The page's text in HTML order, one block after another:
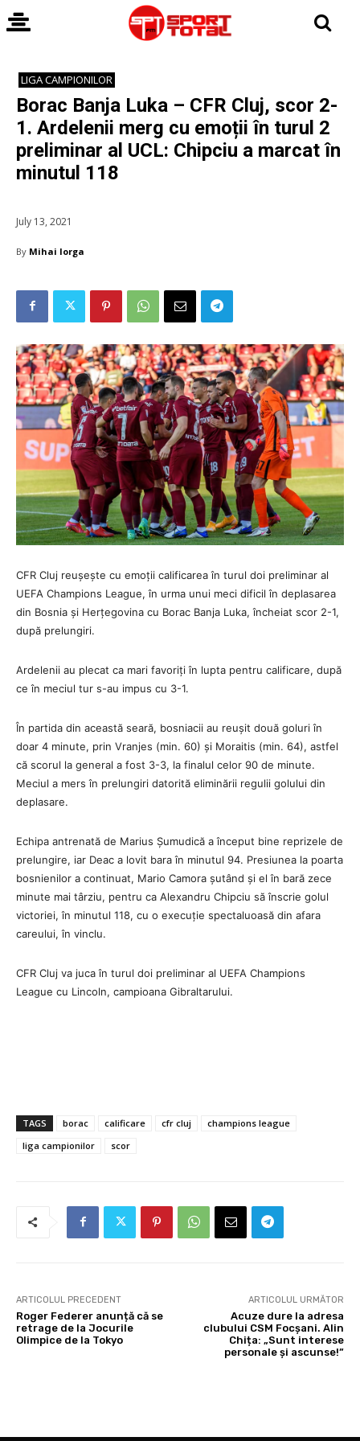
LIGA CAMPIONILOR
Borac Banja Luka – CFR Cluj, scor 2-
1. Ardelenii merg cu emoții în turul 2
preliminar al UCL: Chipciu a marcat în
minutul 118
July 13, 2021
By Mihai Iorga
CFR Cluj reușește cu emoții calificarea în turul doi preliminar al
UEFA Champions League, în urma unui meci dificil în deplasarea
din Bosnia și Herțegovina cu Borac Banja Luka, încheiat scor 2-1,
după prelungiri.
Ardelenii au plecat ca mari favoriți în lupta pentru calificare, după
ce în meciul tur s-au impus cu 3-1.
În partida din această seară, bosniacii au reușit două goluri în
doar 4 minute, prin Vranjes (min. 60) și Moraitis (min. 64), astfel
că scorul la general a fost 3-3, la finalul celor 90 de minute.
Meciul a mers în prelungiri datorită eliminării regulii golului din
deplasare.
Echipa antrenată de Marius Șumudică a început bine reprizele de
prelungire, iar Deac a lovit bara în minutul 94. Presiunea la poarta
bosnienilor a continuat, Mario Camora șutând și el în bară zece
minute mai târziu, pentru ca Alexandru Chipciu să înscrie golul
victoriei, în minutul 118, cu o execuție spectaluoasă din afara
careului, în vinclu.
CFR Cluj va juca în turul doi preliminar al UEFA Champions
League cu Lincoln, campioana Gibraltarului.
TAGS borac calificare cfr cluj
champions league
liga campionilor
scor
ARTICOLUL PRECEDENT
Roger Federer anunță că se
retrage de la Jocurile
Olimpice de la Tokyo
ARTICOLUL URMĂTOR
Acuze dure la adresa
clubului CSM Focșani. Alin
Chița: „Sunt interese
personale și ascunse!”